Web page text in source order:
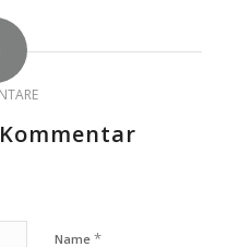
Name *